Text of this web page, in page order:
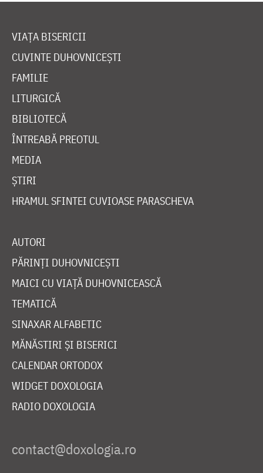
VIAȚA BISERICII
CUVINTE DUHOVNICEȘTI
FAMILIE
LITURGICĂ
BIBLIOTECĂ
ÎNTREABĂ PREOTUL
MEDIA
ȘTIRI
HRAMUL SFINTEI CUVIOASE PARASCHEVA
AUTORI
PĂRINȚI DUHOVNICEȘTI
MAICI CU VIAȚĂ DUHOVNICEASCĂ
TEMATICĂ
SINAXAR ALFABETIC
MĂNĂSTIRI ȘI BISERICI
CALENDAR ORTODOX
WIDGET DOXOLOGIA
RADIO DOXOLOGIA